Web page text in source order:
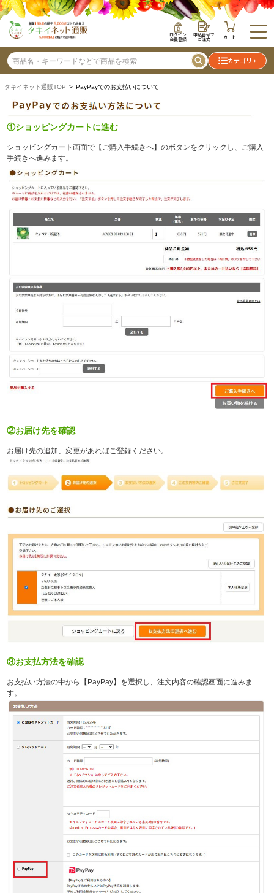
ログイン
会員登録
申込番号で
ご注文 カート
カテゴリ
タキイネット通販TOP > PayPayでのお支払いについて
①ショッピングカートに進む
ショッピングカート画面で【ご購入手続きへ】のボタンをクリックし、ご購入
手続きへ進みます。
②お届け先を確認
お届け先の追加、変更があればご登録ください。
③お支払方法を確認
お支払い方法の中から【PayPay】を選択し、注文内容の確認画面に進みま
す。